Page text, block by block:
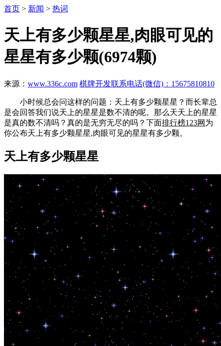
首页 > 新闻 > 热词
天上有多少颗星星,肉眼可见的
星星有多少颗(6974颗)
来源： www.336c.com 棋牌开发联系电话(微信)：15675810810
小时候总会问这样的问题：天上有多少颗星星？而长辈总
是会回答我们说天上的星星是数不清的呢。那么天天上的星星
是真的数不清吗？真的是无穷无尽的吗？下面排行榜123网 为
你公布天上有多少颗星星,肉眼可见的星星有多少颗。
天上有多少颗星星